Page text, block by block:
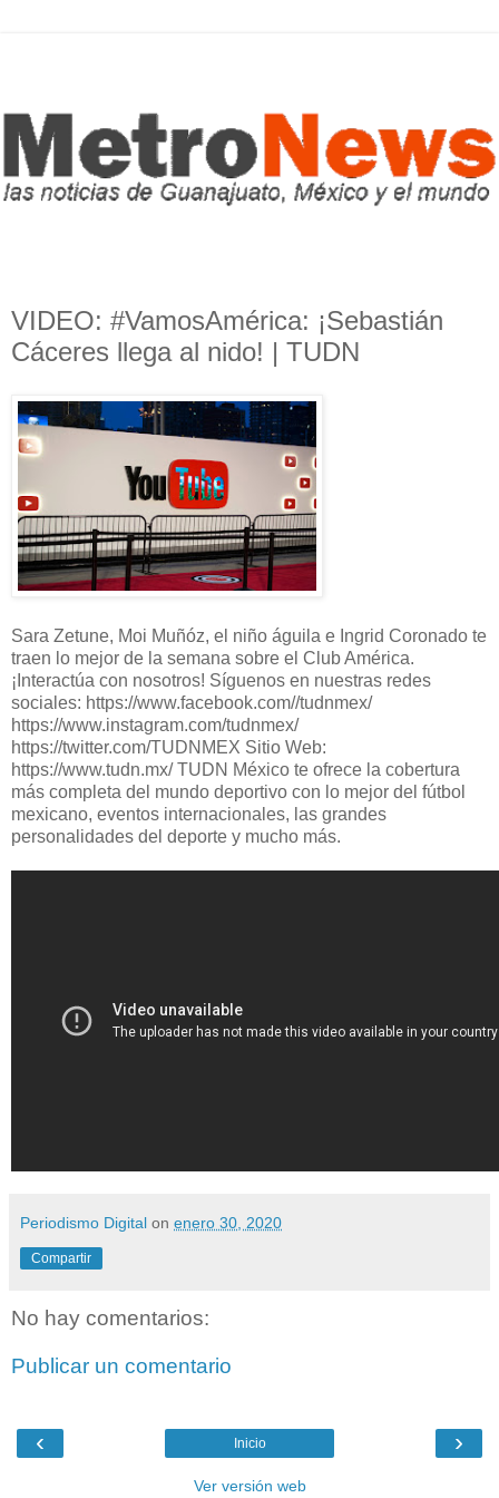
VIDEO: #VamosAmérica: ¡Sebastián
Cáceres llega al nido! | TUDN
Sara Zetune, Moi Muñóz, el niño águila e Ingrid Coronado te
traen lo mejor de la semana sobre el Club América.
¡Interactúa con nosotros! Síguenos en nuestras redes
sociales: https://www.facebook.com//tudnmex/
https://www.instagram.com/tudnmex/
https://twitter.com/TUDNMEX Sitio Web:
https://www.tudn.mx/ TUDN México te ofrece la cobertura
más completa del mundo deportivo con lo mejor del fútbol
mexicano, eventos internacionales, las grandes
personalidades del deporte y mucho más.
Periodismo Digital on enero 30, 2020
Compartir
No hay comentarios:
Publicar un comentario
‹ ›
Inicio
Ver versión web